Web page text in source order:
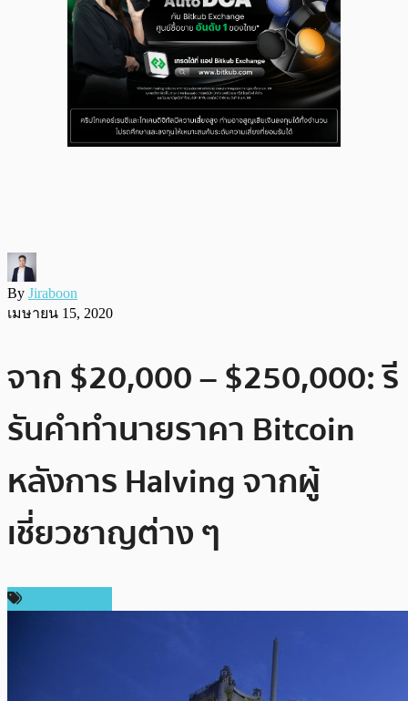
By Jiraboon
เมษายน 15, 2020
จาก $20,000 – $250,000: รี
รันคำทำนายราคา Bitcoin
หลังการ Halving จากผู้
เชี่ยวชาญต่าง ๆ